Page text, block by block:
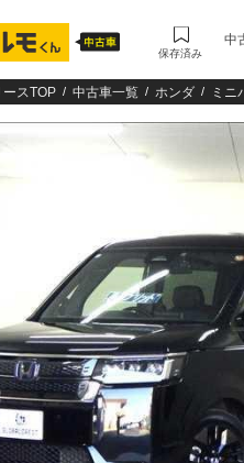
保存済み
中
スTOP 中古車一覧 ホンダ ミニ